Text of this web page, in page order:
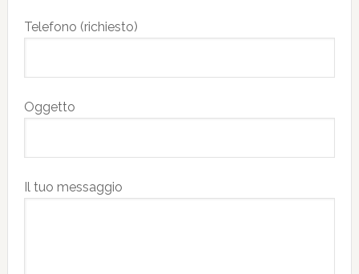
Telefono (richiesto)
Oggetto
Il tuo messaggio